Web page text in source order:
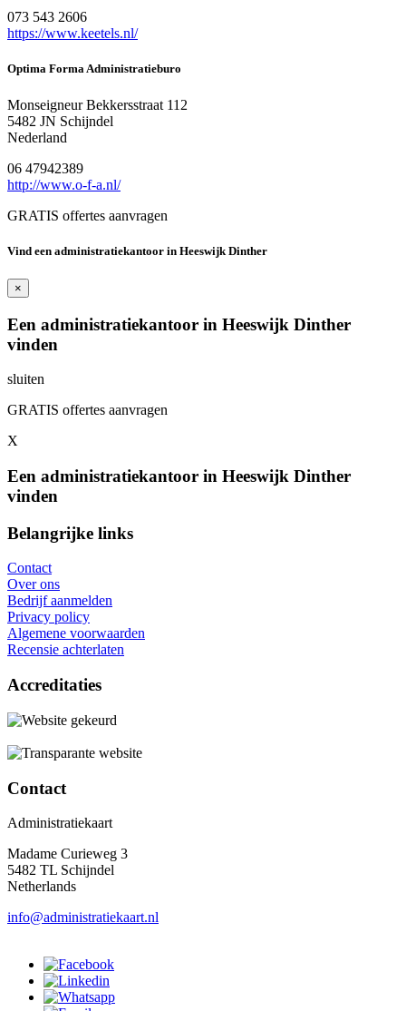
073 543 2606
https://www.keetels.nl/
Optima Forma Administratieburo
Monseigneur Bekkersstraat 112
5482 JN Schijndel
Nederland
06 47942389
http://www.o-f-a.nl/
GRATIS offertes aanvragen
Vind een administratiekantoor in Heeswijk Dinther
×
Een administratiekantoor in Heeswijk Dinther
vinden
sluiten
GRATIS offertes aanvragen
X
Een administratiekantoor in Heeswijk Dinther
vinden
Belangrijke links
Contact
Over ons
Bedrijf aanmelden
Privacy policy
Algemene voorwaarden
Recensie achterlaten
Accreditaties
Contact
Administratiekaart
Madame Curieweg 3
5482 TL Schijndel
Netherlands
info@administratiekaart.nl